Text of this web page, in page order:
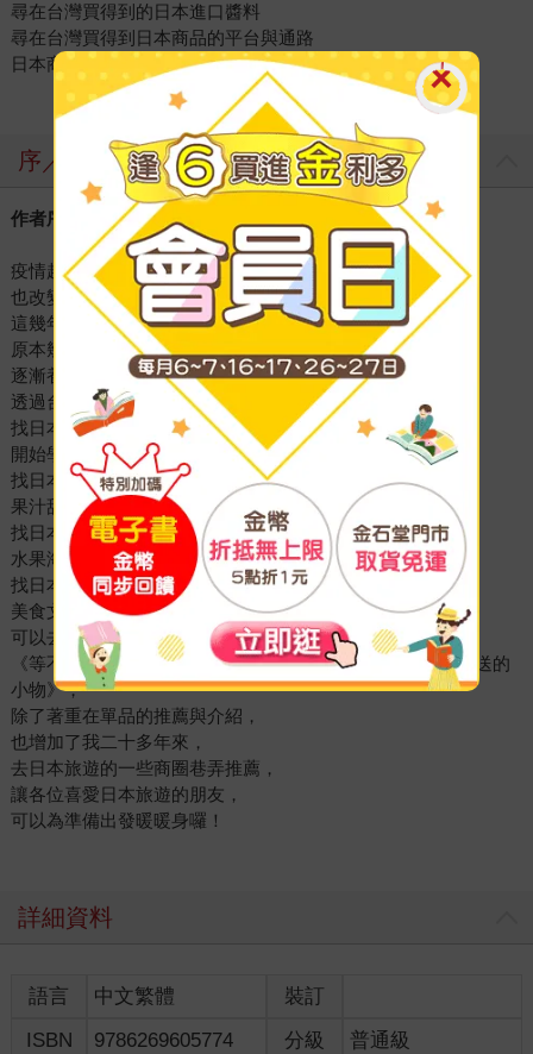
尋在台灣買得到的日本進口醬料
尋在台灣買得到日本商品的平台與通路
日本商圈巷弄：作者二十多年的日本商圈巷弄推薦
序／導讀
作者序
疫情起起伏伏，
也改變了我很多生活習慣，
這幾年以來，
原本幾乎外食與每年都要去日本旅遊的我，
逐漸養成了，
透過台灣實體通路與電商平台，
找日本的料理用具〜
開始學習自己下廚。
找日本直送的零食〜
果汁甜點泡麵零食。
找日本直送的生鮮〜
水果海鮮禮盒醬料。
找日本限定的商品〜
美食文具小物擺飾。
可以去日本旅遊的那一天終有一天會到來！
《等不及飛去日本玩？：嚴選各類平台、通路，找到日本直送的
小物》，
除了著重在單品的推薦與介紹，
也增加了我二十多年來，
去日本旅遊的一些商圈巷弄推薦，
讓各位喜愛日本旅遊的朋友，
可以為準備出發暖暖身囉！
詳細資料
語言 中文繁體
裝訂
ISBN
9786269605774 分級 普通級